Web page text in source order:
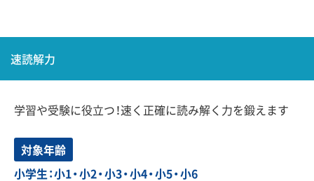
速読解力
学習や受験に役立つ！速く正確に読み解く力を鍛えます
対象年齢
小学生：小1・小2・小3・小4・小5・小6